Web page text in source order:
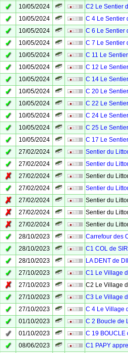
✓ 10/05/2024
C2 Le Sentier
✓ 10/05/2024
C 4 Le Sentier
✓ 10/05/2024
C 6 Le Sentier
✓ 10/05/2024
C 7 Le Sentier
✓ 10/05/2024
C 11 Le
✓ 10/05/2024
C 12 Le
✓ 10/05/2024
C 14 Le
✓ 10/05/2024
C 20 Le
✓ 10/05/2024
C 22 Le
✓ 10/05/2024
C 24 Le
✓ 10/05/2024
C 25 Le
✓ 10/05/2024
C 17 Le
✓ 27/02/2024
Sentier du
✓ 27/02/2024
Sentier du
✗ 27/02/2024
Sentier du
✓ 27/02/2024
Sentier du
✗ 27/02/2024
Sentier du
✗ 27/02/2024
Sentier du
✗ 27/02/2024
Sentier du
✓ 28/10/2023
Carrefour des
✓ 28/10/2023
C1 COL de
✓ 28/10/2023
LA DENT de
✓ 27/10/2023
C1 Le Village
✗ 27/10/2023
C2 Le Village
✓ 27/10/2023
C3 Le Village
✓ 27/10/2023
C 4 Le Village
✓ 01/10/2023
C 2 Boucle de
✓ 01/10/2023
C 19 BOUCLE
✓ 08/06/2023
C1 PAPY